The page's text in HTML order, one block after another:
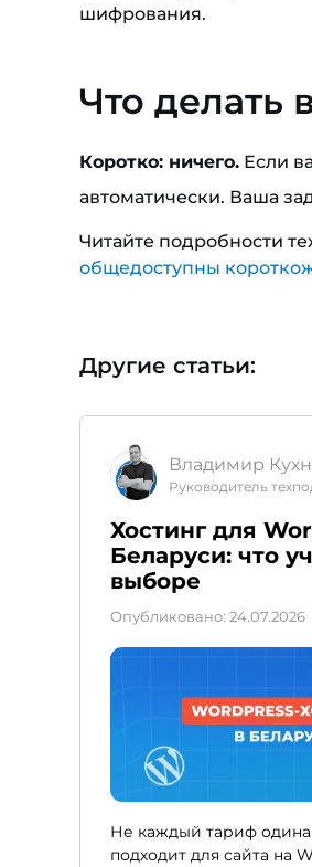
шифрования.
Что делать
Коротко: ничего. Если
автоматически. Ваша
Читайте подробности
общедоступны
Другие статьи:
Владимир
Руководитель
Хостинг для
Беларуси: что
выборе
Опубликовано: 24.07.2026
Не каждый тариф
подходит для сайта на